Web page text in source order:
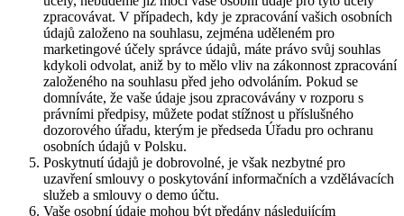
zpracovávat. V případech, kdy je zpracování vašich osobních
údajů založeno na souhlasu, zejména uděleném pro
marketingové účely správce údajů, máte právo svůj souhlas
kdykoli odvolat, aniž by to mělo vliv na zákonnost zpracování
založeného na souhlasu před jeho odvoláním. Pokud se
domníváte, že vaše údaje jsou zpracovávány v rozporu s
právními předpisy, můžete podat stížnost u příslušného
dozorového úřadu, kterým je předseda Úřadu pro ochranu
osobních údajů v Polsku.
Poskytnutí údajů je dobrovolné, je však nezbytné pro
uzavření smlouvy o poskytování informačních a vzdělávacích
služeb a smlouvy o demo účtu.
Vaše osobní údaje mohou být předány následujícím